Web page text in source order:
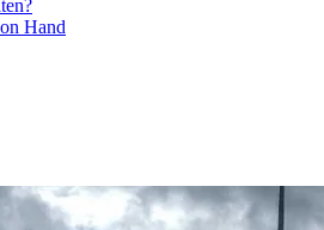
Hand